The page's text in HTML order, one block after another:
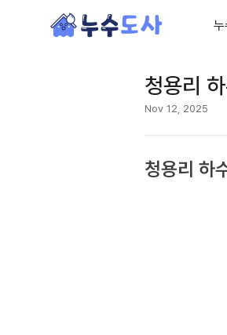
청용리
Nov 12, 2025
청용리 하